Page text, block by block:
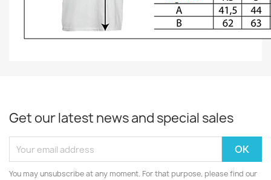
Get our latest news and special sales
You may unsubscribe at any moment. For that purpose, please find our